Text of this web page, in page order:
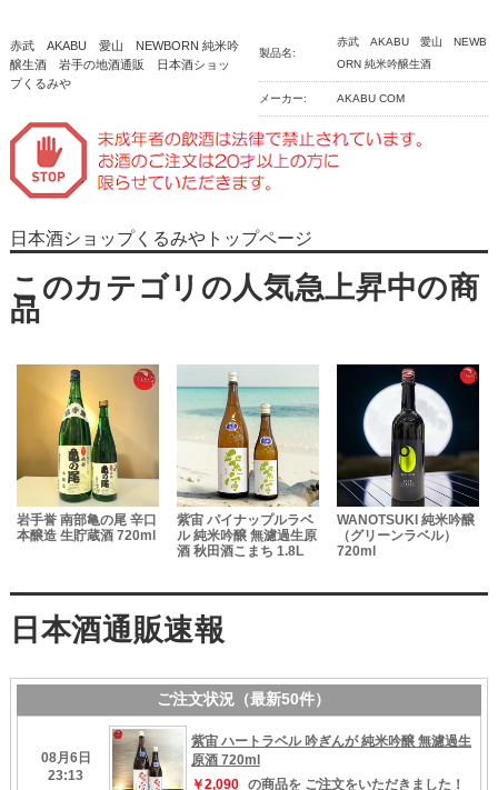
赤武 AKABU 愛山 NEWBORN 純米吟
醸生酒 岩手の地酒通販 日本酒ショッ
プくるみや
製品名:
赤武 AKABU 愛山 NEWB
ORN 純米吟醸生酒
メーカー: AKABU COM
日本酒ショップくるみやトップページ
岩手誉 南部亀の尾 辛口
本醸造 生貯蔵酒 720ml
紫宙 パイナップルラベ
ル 純米吟醸 無濾過生原
酒 秋田酒こまち 1.8L
WANOTSUKI 純米吟醸
（グリーンラベル）
720ml